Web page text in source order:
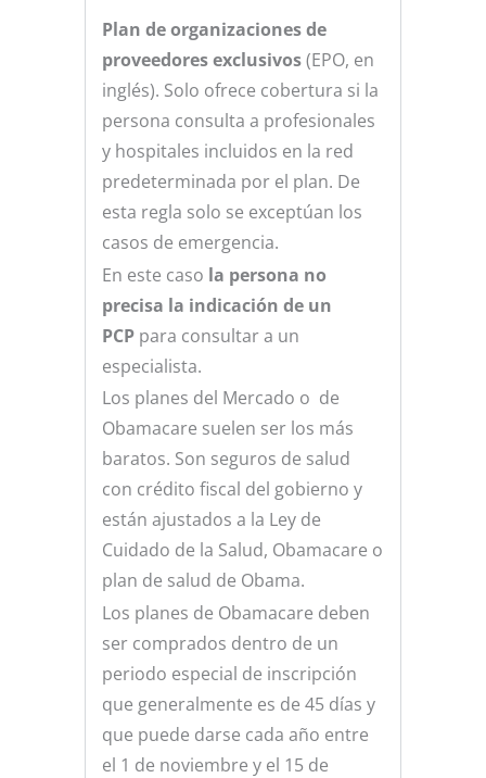
Plan de organizaciones de
proveedores exclusivos(EPO, en
inglés). Solo ofrece cobertura si la
persona consulta a profesionales
y hospitales incluidos en la red
predeterminada por el plan. De
esta regla solo se exceptúan los
casos de emergencia.
En este caso la persona no
precisa la indicación de un
PCP para consultar a un
especialista.
Los planes del Mercado o de
Obamacare suelen ser los más
baratos. Son seguros de salud
con crédito fiscal del gobierno y
están ajustados a la Ley de
Cuidado de la Salud, Obamacare o
plan de salud de Obama.
Los planes de Obamacare deben
ser comprados dentro de un
periodo especial de inscripción
que generalmente es de 45 días y
que puede darse cada año entre
el 1 de noviembre y el 15 de